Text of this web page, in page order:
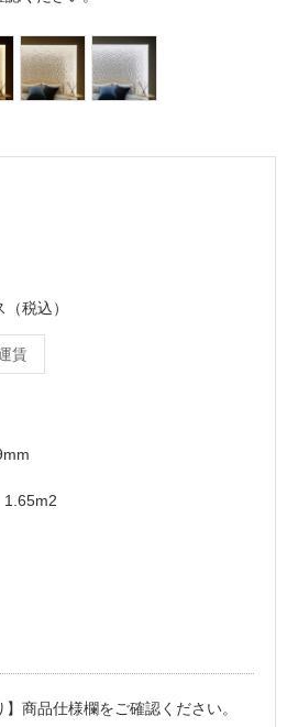
税込）
賃
1.65m2
】商品仕様欄をご確認ください。